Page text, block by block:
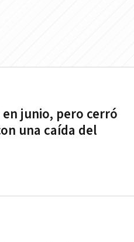
junio, pero cerró
una caída del